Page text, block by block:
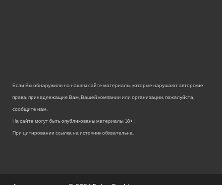
Если Вы обнаружили на нашем сайте материалы, которые нарушают авторские
права, принадлежащие Вам, Вашей компании или организации, пожалуйста,
сообщите нам.
На сайте могут быть опубликованы материалы 18+!
При цитировании ссылка на источник обязательна.